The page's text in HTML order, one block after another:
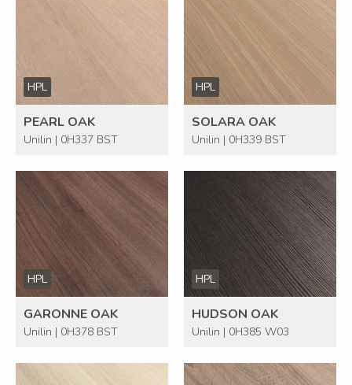
HPL
PEARL OAK
Unilin | 0H337 BST
HPL
SOLARA OAK
Unilin | 0H339 BST
HPL
GARONNE OAK
Unilin | 0H378 BST
HPL
HUDSON OAK
Unilin | 0H385 W03